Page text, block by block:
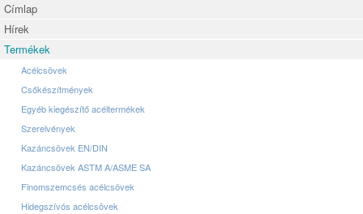
Címlap
Hírek
Termékek
Acélcsövek
Csőkészítmények
Egyéb kiegészítő acéltermékek
Szerelvények
Kazáncsövek EN/DIN
Kazáncsövek ASTM A/ASME SA
Finomszemcsés acélcsövek
Hidegszívós acélcsövek